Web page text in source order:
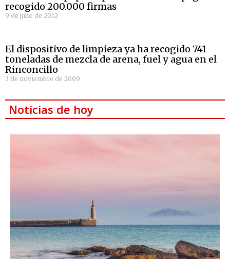
recogido 200.000 firmas
9 de julio de 2012
El dispositivo de limpieza ya ha recogido 741
toneladas de mezcla de arena, fuel y agua en el
Rinconcillo
3 de noviembre de 2009
Noticias de hoy